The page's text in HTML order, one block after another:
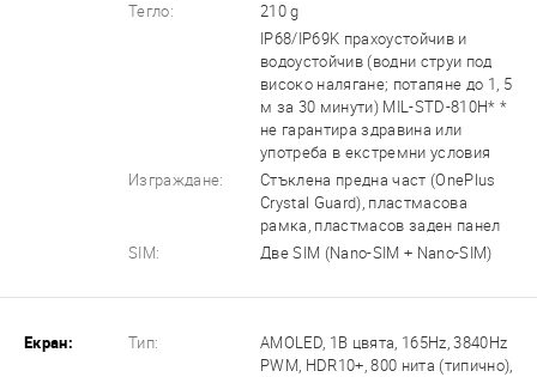
Тегло:
210 g
IP68/IP69K прахоустойчив и
водоустойчив (водни струи под
високо налягане; потапяне до 1, 5
м за 30 минути) MIL-STD-810H* *
не гарантира здравина или
употреба в екстремни условия
Изграждане:
Стъклена предна част (OnePlus
Crystal Guard), пластмасова
рамка, пластмасов заден панел
SIM:
Две SIM (Nano-SIM + Nano-SIM)
Екран: Тип:
AMOLED, 1B цвята, 165Hz, 3840Hz
PWM, HDR10+, 800 нита (типично),